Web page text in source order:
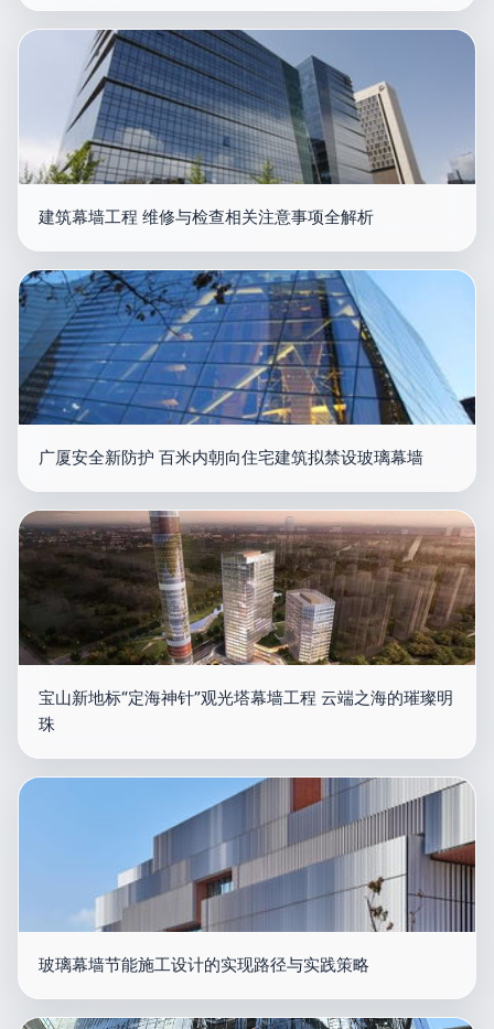
建筑幕墙工程 维修与检查相关注意事项全解析
广厦安全新防护 百米内朝向住宅建筑拟禁设玻璃幕墙
宝山新地标“定海神针”观光塔幕墙工程 云端之海的璀璨明
珠
玻璃幕墙节能施工设计的实现路径与实践策略